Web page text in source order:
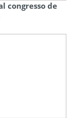
congresso de